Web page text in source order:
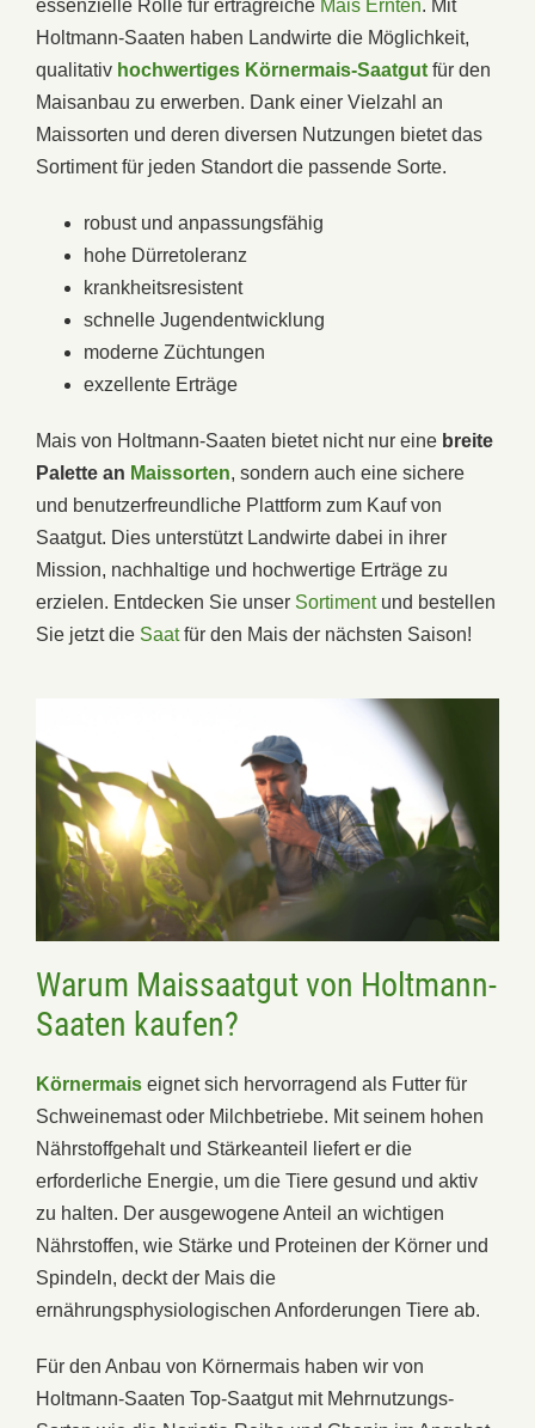
essenzielle Rolle für ertragreiche Mais Ernten. Mit
Holtmann-Saaten haben Landwirte die Möglichkeit,
qualitativ hochwertiges Körnermais-Saatgut für den
Maisanbau zu erwerben. Dank einer Vielzahl an
Maissorten und deren diversen Nutzungen bietet das
Sortiment für jeden Standort die passende Sorte.
robust und anpassungsfähig
hohe Dürretoleranz
krankheitsresistent
schnelle Jugendentwicklung
moderne Züchtungen
exzellente Erträge
Mais von Holtmann-Saaten bietet nicht nur eine breite
Palette an Maissorten, sondern auch eine sichere
und benutzerfreundliche Plattform zum Kauf von
Saatgut. Dies unterstützt Landwirte dabei in ihrer
Mission, nachhaltige und hochwertige Erträge zu
erzielen. Entdecken Sie unser Sortimentund bestellen
Sie jetzt die Saatfür den Mais der nächsten Saison!
Warum Maissaatgut von Holtmann-
Saaten kaufen?
Körnermais eignet sich hervorragend als Futter für
Schweinemast oder Milchbetriebe. Mit seinem hohen
Nährstoffgehalt und Stärkeanteil liefert er die
erforderliche Energie, um die Tiere gesund und aktiv
zu halten. Der ausgewogene Anteil an wichtigen
Nährstoffen, wie Stärke und Proteinen der Körner und
Spindeln, deckt der Mais die
ernährungsphysiologischen Anforderungen Tiere ab.
Für den Anbau von Körnermais haben wir von
Holtmann-Saaten Top-Saatgut mit Mehrnutzungs-